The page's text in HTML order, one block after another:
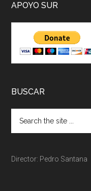
APOYO SUR
BUSCAR
Director: Pedro Santana